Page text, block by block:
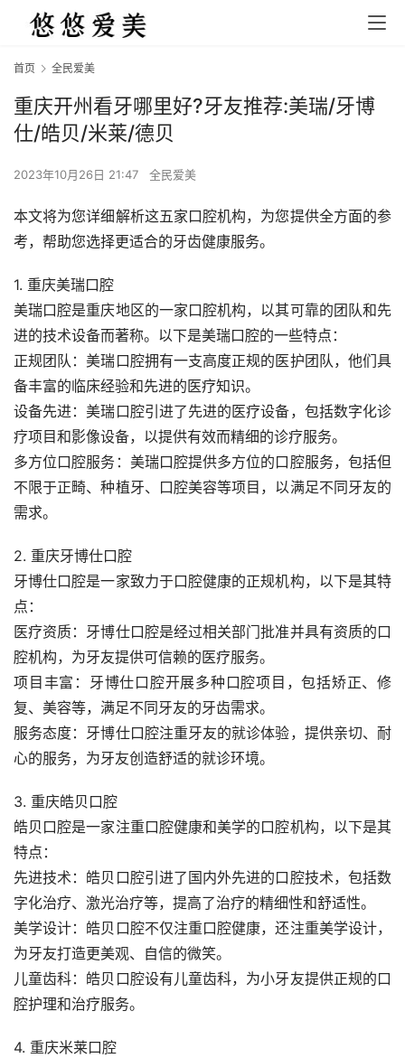
首页 全民爱美
重庆开州看牙哪里好?牙友推荐:美瑞/牙博
仕/皓贝/米莱/德贝
2023年10月26日 21:47 全民爱美
本文将为您详细解析这五家口腔机构，为您提供全方面的参
考，帮助您选择更适合的牙齿健康服务。
1. 重庆美瑞口腔
美瑞口腔是重庆地区的一家口腔机构，以其可靠的团队和先
进的技术设备而著称。以下是美瑞口腔的一些特点：
正规团队：美瑞口腔拥有一支高度正规的医护团队，他们具
备丰富的临床经验和先进的医疗知识。
设备先进：美瑞口腔引进了先进的医疗设备，包括数字化诊
疗项目和影像设备，以提供有效而精细的诊疗服务。
多方位口腔服务：美瑞口腔提供多方位的口腔服务，包括但
不限于正畸、种植牙、口腔美容等项目，以满足不同牙友的
需求。
2. 重庆牙博仕口腔
牙博仕口腔是一家致力于口腔健康的正规机构，以下是其特
点：
医疗资质：牙博仕口腔是经过相关部门批准并具有资质的口
腔机构，为牙友提供可信赖的医疗服务。
项目丰富：牙博仕口腔开展多种口腔项目，包括矫正、修
复、美容等，满足不同牙友的牙齿需求。
服务态度：牙博仕口腔注重牙友的就诊体验，提供亲切、耐
心的服务，为牙友创造舒适的就诊环境。
3. 重庆皓贝口腔
皓贝口腔是一家注重口腔健康和美学的口腔机构，以下是其
特点：
先进技术：皓贝口腔引进了国内外先进的口腔技术，包括数
字化治疗、激光治疗等，提高了治疗的精细性和舒适性。
美学设计：皓贝口腔不仅注重口腔健康，还注重美学设计，
为牙友打造更美观、自信的微笑。
儿童齿科：皓贝口腔设有儿童齿科，为小牙友提供正规的口
腔护理和治疗服务。
4. 重庆米莱口腔